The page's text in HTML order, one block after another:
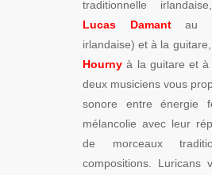
traditionnelle
Lucas Damantau
irlandaise) et à la
Hourny à la guitare et à
deux musiciens vous
sonore entre énergie
mélancolie avec leur
de morceaux
compositions. Luricans